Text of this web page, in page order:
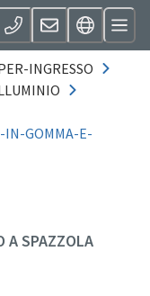
INGRESSO
IN-GOMMA-E-
A SPAZZOLA